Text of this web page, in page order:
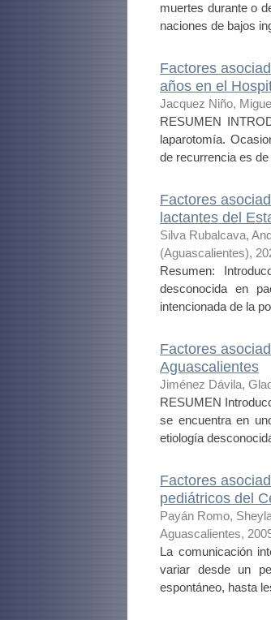
muertes durante o
naciones de bajos
Factores
años en el
Jacquez Niño,
RESUMEN
laparotomía.
de recurrencia es
Factores
lactantes del
Silva Rubalcava,
(Aguascalientes),
Resumen:
desconocida en
intencionada de la
Factores
Aguascalientes
Jiménez Dávila,
RESUMEN
se encuentra en
etiología
Factores
pediátricos del
Payán Romo,
Aguascalientes,
La comunicación
variar desde un
espontáneo, hasta